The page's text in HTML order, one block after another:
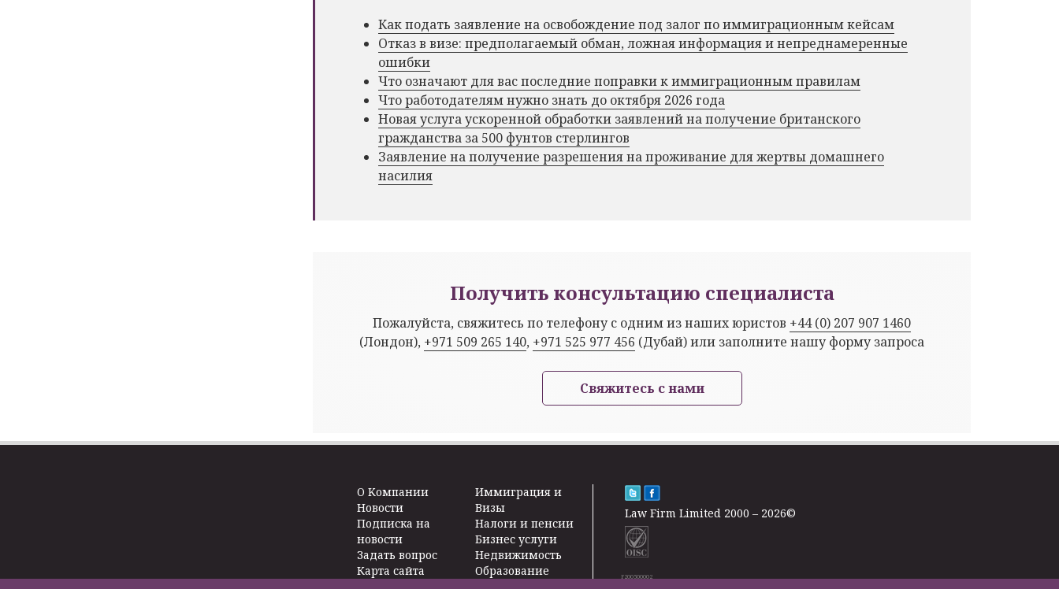
Как подать заявление на освобождение под залог по иммиграционным кейсам
Отказ в визе: предполагаемый обман, ложная информация и непреднамеренные
ошибки
Что означают для вас последние поправки к иммиграционным правилам
Что работодателям нужно знать до октября 2026 года
Новая услуга ускоренной обработки заявлений на получение британского
гражданства за 500 фунтов стерлингов
Заявление на получение разрешения на проживание для жертвы домашнего
насилия
Получить консультацию специалиста
Пожалуйста, свяжитесь по телефону с одним из наших юристов +44 (0) 207 907 1460
(Лондон), +971 509 265 140, +971 525 977 456 (Дубай) или заполните нашу форму запроса
Свяжитесь с нами
O Kомпании
Новости
Подписка на
новости
Задать вопрос
Карта сайта
Иммиграция и
Визы
Налоги и пенсии
Бизнес услуги
Недвижимость
Образование
Law Firm Limited 2000 – 2026©
F200500002